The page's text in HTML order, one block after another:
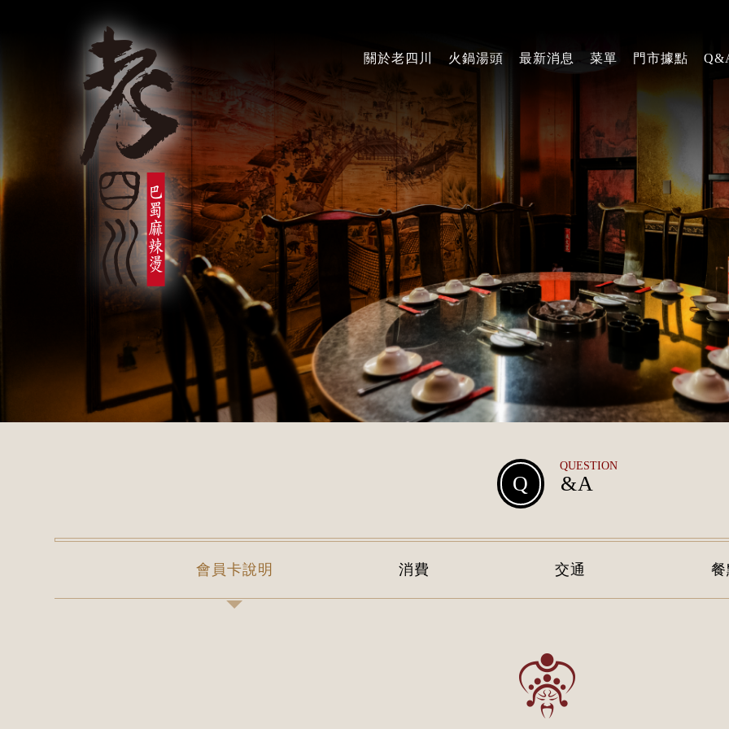
關於老四川 火鍋湯頭 最新消息 菜單 門市據點
Q &A
QUESTION
會員卡說明 消費 交通